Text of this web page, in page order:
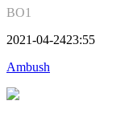
BO1
2021-04-2423:55
Ambush